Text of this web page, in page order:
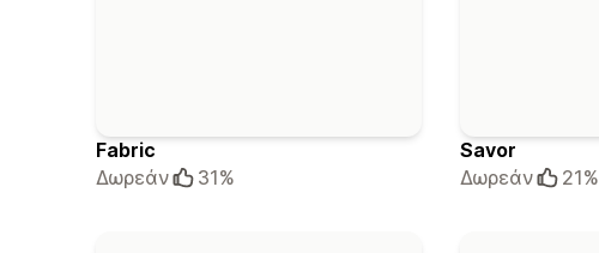
Fabric
Δωρεάν
31%
Savor
Δωρεάν
21%